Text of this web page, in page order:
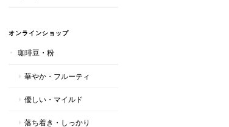
オンラインショップ
珈琲豆・粉
華やか・フルーティ
優しい・マイルド
落ち着き・しっかり